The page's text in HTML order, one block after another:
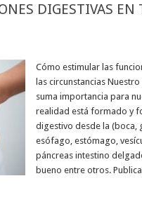
DIGESTIVAS EN
Cómo estimular las
las circunstancias
suma importancia para
realidad está formado y
digestivo desde la (boca,
esófago, estómago,
páncreas intestino
bueno entre otros.